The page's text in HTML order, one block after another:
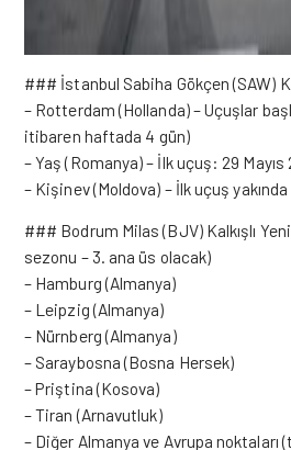
### İstanbul Sabiha Gökçen (SAW)
– Rotterdam (Hollanda) – Uçuşlar
itibaren haftada 4 gün)
– Yaş (Romanya) – İlk uçuş: 29 Mayıs
– Kişinev (Moldova) – İlk uçuş yakında
### Bodrum Milas (BJV) Kalkışlı
sezonu – 3. ana üs olacak)
– Hamburg (Almanya)
– Leipzig (Almanya)
– Nürnberg (Almanya)
– Saraybosna (Bosna Hersek)
– Priştina (Kosova)
– Tiran (Arnavutluk)
– Diğer Almanya ve Avrupa noktaları